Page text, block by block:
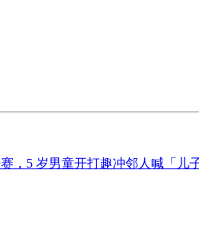
，5 岁男童开打趣冲邻人喊「